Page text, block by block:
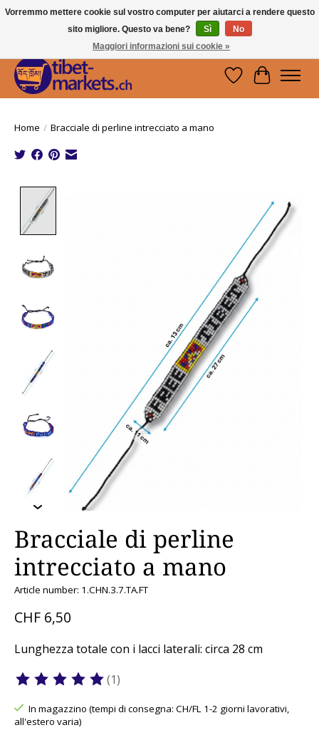
Handwerkskunst vom Dach der Welt.
Holen Sie sich ein Stück Tibet.
Lista deiCarrello
Home / Bracciale di perline intrecciato a mano
Bracciale di perline
intrecciato a mano
Article number: 1.CHN.3.7.TA.FT
CHF 6,50
Lunghezza totale con i lacci laterali: circa 28 cm
The rating of this product is
(1)
In magazzino (tempi di consegna: CH/FL 1-2 giorni lavorativi,
all'estero varia)
Vorremmo mettere cookie sul vostro computer per aiutarci a rendere questo
sito migliore. Questo va bene?
Sì
No
Maggiori informazioni sui cookie »